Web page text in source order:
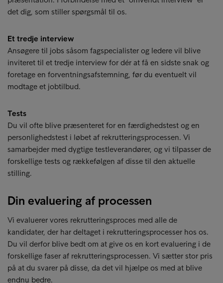
det dig, som stiller spørgsmål til os.
Et tredje interview
Ansøgere til jobs såsom fagspecialister og ledere vil blive
inviteret til et tredje interview for dér at få en sidste snak og
foretage en forventningsafstemning, før du eventuelt vil
modtage et jobtilbud.
Tests
Du vil ofte blive præsenteret for en færdighedstest og en
personlighedstest i løbet af rekrutteringsprocessen. Vi
samarbejder med dygtige testleverandører, og vi tilpasser de
forskellige tests og rækkefølgen af disse til den aktuelle
stilling.
Din evaluering af processen
Vi evaluerer vores rekrutteringsproces med alle de
kandidater, der har deltaget i rekrutteringsprocesser hos os.
Du vil derfor blive bedt om at give os en kort evaluering i de
forskellige faser af rekrutteringsprocessen. Vi sætter stor pris
på at du svarer på disse, da det vil hjælpe os med at blive
endnu bedre.